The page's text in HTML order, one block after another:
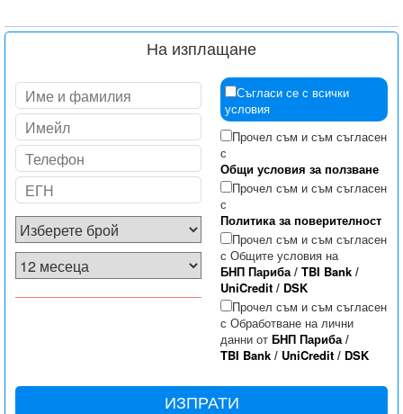
На изплащане
Съгласи се с всички
условия
Прочел съм и съм съгласен
с
Общи условия за ползване
Прочел съм и съм съгласен
с
Политика за поверителност
Прочел съм и съм съгласен
с Общите условия на
БНП Париба/ TBI Bank/
UniCredit/ DSK
Прочел съм и съм съгласен
с Обработване на лични
данни от БНП Париба/
TBI Bank/ UniCredit/ DSK
ИЗПРАТИ